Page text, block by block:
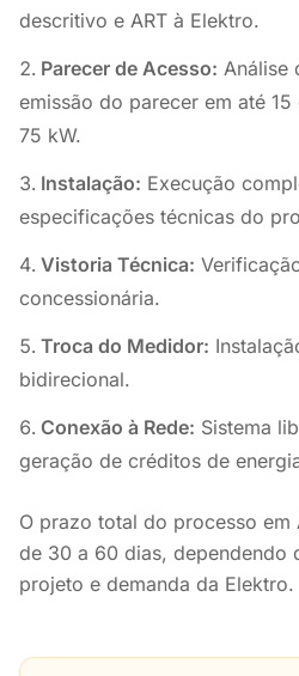
descritivo e ART à Elektro.
Parecer de Acesso: Análise
emissão do parecer em até
75 kW.
Instalação: Execução
especificações técnicas do
Vistoria Técnica:
concessionária.
Troca do Medidor:
bidirecional.
Conexão à Rede: Sistema
geração de créditos de
O prazo total do processo em
de 30 a 60 dias, dependendo
projeto e demanda da Elektro.